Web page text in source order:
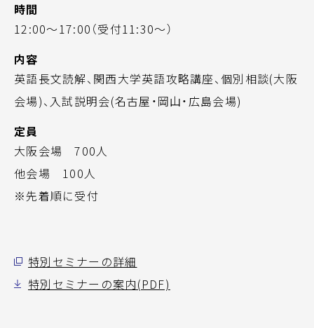
時間
12:00～17:00（受付11:30～）
内容
英語長文読解、関西大学英語攻略講座、個別相談(大阪
会場)、入試説明会(名古屋・岡山・広島会場)
定員
大阪会場 700人
他会場 100人
※先着順に受付
特別セミナーの詳細
特別セミナーの案内(PDF)